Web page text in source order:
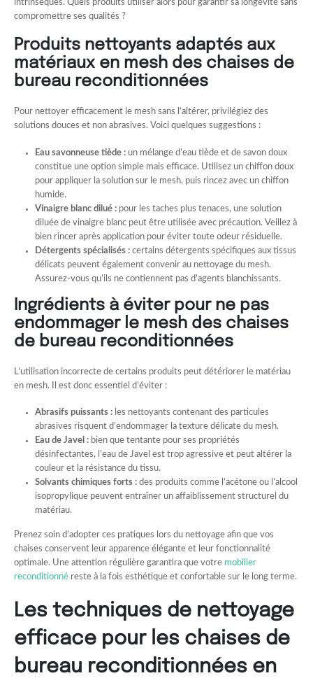
intrinsèques. Quels produits utiliser alors pour garantir sa longévité sans
compromettre ses qualités ?
Produits nettoyants adaptés aux
matériaux en mesh des chaises de
bureau reconditionnées
Pour nettoyer efficacement le mesh sans l’altérer, privilégiez des
solutions douces et non abrasives. Voici quelques suggestions :
Eau savonneuse tiède :un mélange d’eau tiède et de savon doux
constitue une option simple mais efficace. Utilisez un chiffon doux
pour appliquer la solution sur le mesh, puis rincez avec un chiffon
humide.
Vinaigre blanc dilué :pour les taches plus tenaces, une solution
diluée de vinaigre blanc peut être utilisée avec précaution. Veillez à
bien rincer après application pour éviter toute odeur résiduelle.
Détergents spécialisés :certains détergents spécifiques aux tissus
délicats peuvent également convenir au nettoyage du mesh.
Assurez-vous qu’ils ne contiennent pas d’agents blanchissants.
Ingrédients à éviter pour ne pas
endommager le mesh des chaises
de bureau reconditionnées
L’utilisation incorrecte de certains produits peut détériorer le matériau
en mesh. Il est donc essentiel d’éviter :
Abrasifs puissants :les nettoyants contenant des particules
abrasives risquent d’endommager la texture délicate du mesh.
Eau de Javel :bien que tentante pour ses propriétés
désinfectantes, l’eau de Javel est trop agressive et peut altérer la
couleur et la résistance du tissu.
Solvants chimiques forts :des produits comme l’acétone ou l’alcool
isopropylique peuvent entraîner un affaiblissement structurel du
matériau.
Prenez soin d’adopter ces pratiques lors du nettoyage afin que vos
chaises conservent leur apparence élégante et leur fonctionnalité
optimale. Une attention régulière garantira que votre mobilier
reconditionné reste à la fois esthétique et confortable sur le long terme.
Les techniques de nettoyage
efficace pour les chaises de
bureau reconditionnées en